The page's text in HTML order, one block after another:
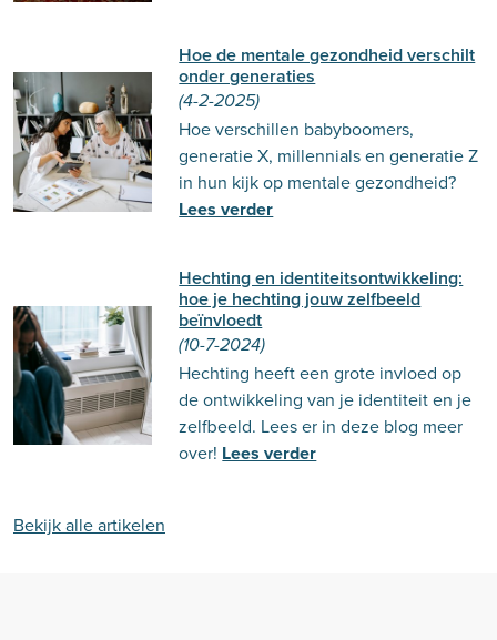
Hoe de mentale gezondheid verschilt
onder generaties
(4-2-2025)
Hoe verschillen babyboomers,
generatie X, millennials en generatie Z
in hun kijk op mentale gezondheid?
Lees verder
Hechting en identiteitsontwikkeling:
hoe je hechting jouw zelfbeeld
beïnvloedt
(10-7-2024)
Hechting heeft een grote invloed op
de ontwikkeling van je identiteit en je
zelfbeeld. Lees er in deze blog meer
over! Lees verder
Bekijk alle artikelen